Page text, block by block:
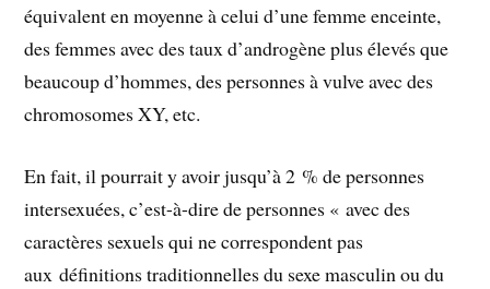
équivalent en moyenne à celui d’une femme enceinte,
des femmes avec des taux d’androgène plus élevés que
beaucoup d’hommes, des personnes à vulve avec des
chromosomes XY, etc.
En fait, il pourrait y avoir jusqu’à 2 % de personnes
intersexuées, c’est-à-dire de personnes « avec des
caractères sexuels qui ne correspondent pas
aux définitions traditionnelles du sexe masculin ou du